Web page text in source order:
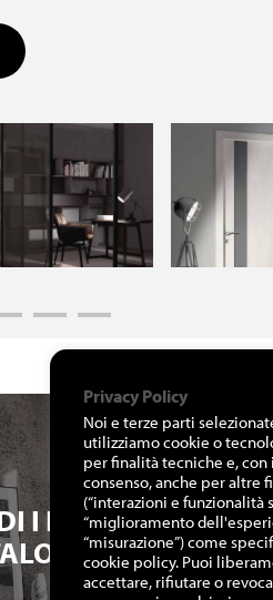
I NOSTRI
Privacy Policy
Noi e terze parti
utilizziamo cookie o
per finalità tecniche e, con
consenso, anche per altre
(“interazioni e funzionalità
“miglioramento
“misurazione”) come
cookie policy. Puoi
accettare, rifiutare o